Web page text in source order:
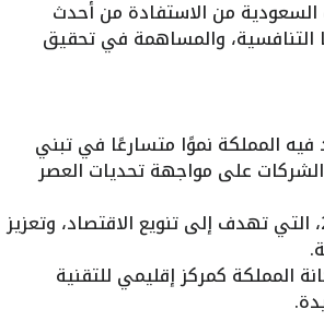
من الاستفادة من أحدث
التنافسية، والمساهمة في تحقيق
المملكة نموًا متسارعًا في تبني
الشركات على مواجهة تحديات العصر
تنسجم هذه الشراكة مع أهداف رؤية 2030، التي تهدف إلى تنويع الاقتصاد، وتعزيز
المملكة كمركز إقليمي للتقنية